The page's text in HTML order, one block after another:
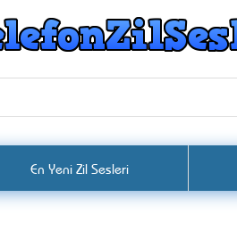
En Yeni Zil Sesleri